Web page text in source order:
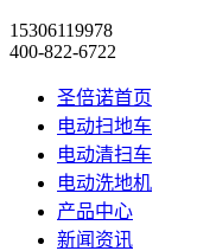
15306119978
400-822-6722
圣倍诺首页
电动扫地车
电动清扫车
电动洗地机
产品中心
新闻资讯